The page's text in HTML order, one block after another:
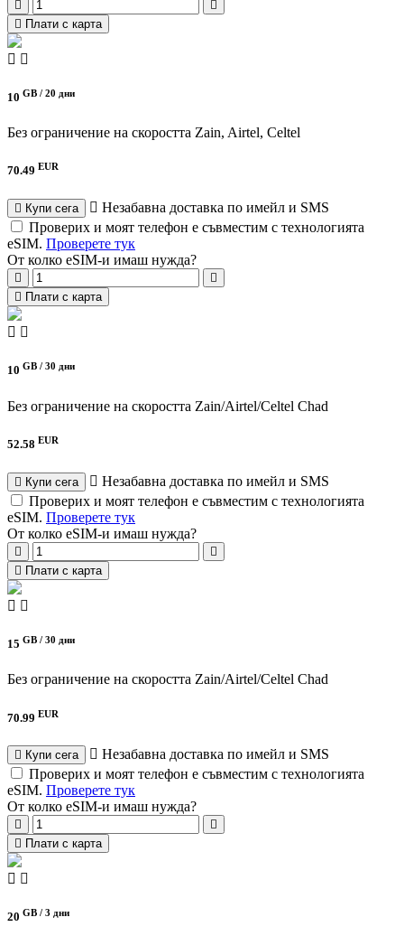
Плати с карта
10 GB / 20 дни
Без ограничение на скоростта Zain, Airtel, Celtel
70.49 EUR
Купи сега
Незабавна доставка по имейл и SMS
Проверих и моят телефон е съвместим с технологията
eSIM. Проверете тук
От колко eSIM-и имаш нужда?
Плати с карта
10 GB / 30 дни
Без ограничение на скоростта Zain/Airtel/Celtel Chad
52.58 EUR
Купи сега
Незабавна доставка по имейл и SMS
Проверих и моят телефон е съвместим с технологията
eSIM. Проверете тук
От колко eSIM-и имаш нужда?
Плати с карта
15 GB / 30 дни
Без ограничение на скоростта Zain/Airtel/Celtel Chad
70.99 EUR
Купи сега
Незабавна доставка по имейл и SMS
Проверих и моят телефон е съвместим с технологията
eSIM. Проверете тук
От колко eSIM-и имаш нужда?
Плати с карта
20 GB / 3 дни